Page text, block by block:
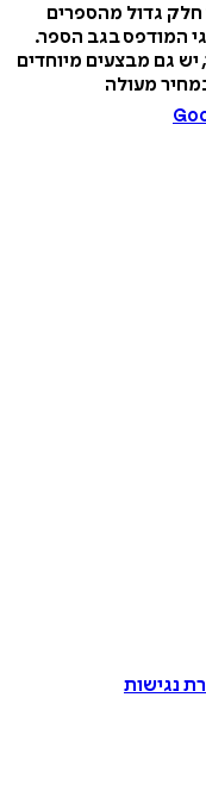
חלק גדול מהספרים
המודפס בגב הספר.
גם מבצעים מיוחדים
מעולה
נגישות